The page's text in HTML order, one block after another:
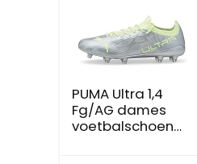
PUMA Ultra 1,4
Fg/AG dames
voetbalschoene